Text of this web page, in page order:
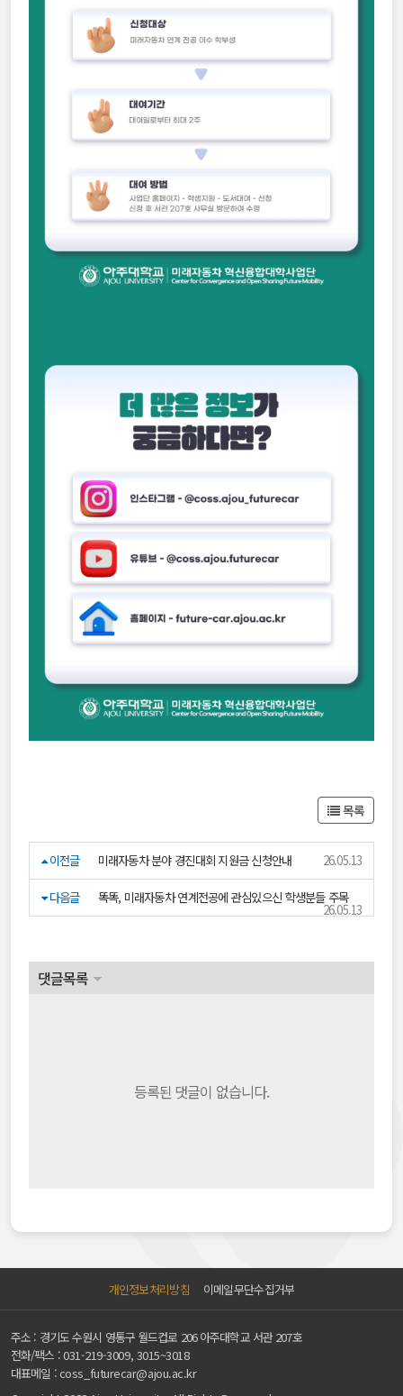
목록
이전글 미래자동차 분야 경진대회 지원금 신청안내 26.05.13
다음글 똑똑, 미래자동차 연계전공에 관심있으신 학생분들 주목
26.05.13
댓글목록
등록된 댓글이 없습니다.
개인정보처리방침 이메일무단수집거부
주소 : 경기도 수원시 영통구 월드컵로 206 아주대학교 서관 207호
전화/팩스 :031-219-3009, 3015~3018
대표메일 :coss_futurecar@ajou.ac.kr